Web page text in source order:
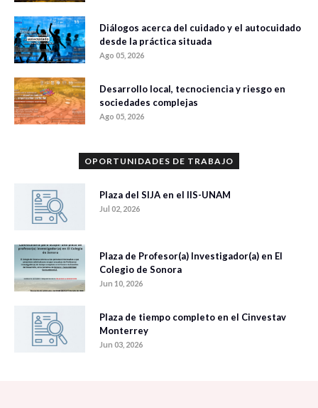
Diálogos acerca del cuidado y el autocuidado
desde la práctica situada
Ago 05, 2026
Desarrollo local, tecnociencia y riesgo en
sociedades complejas
Ago 05, 2026
OPORTUNIDADES DE TRABAJO
Plaza del SIJA en el IIS-UNAM
Jul 02, 2026
Plaza de Profesor(a) Investigador(a) en El
Colegio de Sonora
Jun 10, 2026
Plaza de tiempo completo en el Cinvestav
Monterrey
Jun 03, 2026